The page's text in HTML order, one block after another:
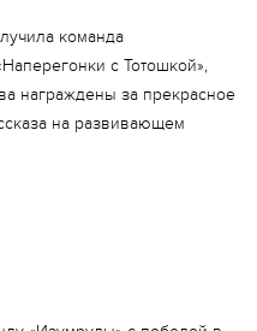
команда
с Тотошкой»,
награждены за прекрасное
на развивающем